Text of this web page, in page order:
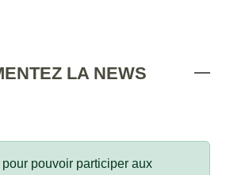
LA NEWS
pour pouvoir participer aux